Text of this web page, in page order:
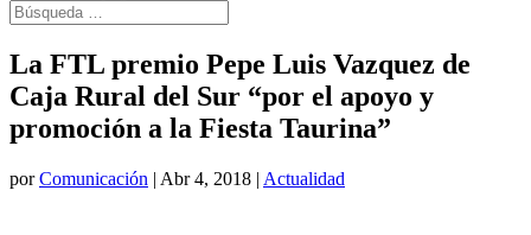
La FTL premio Pepe Luis Vazquez de
Caja Rural del Sur “por el apoyo y
promoción a la Fiesta Taurina”
porComunicación | Abr 4, 2018 | Actualidad